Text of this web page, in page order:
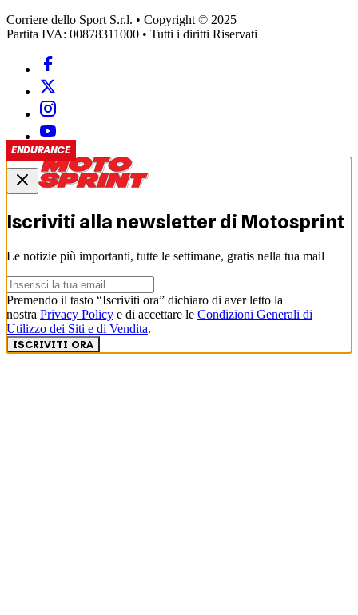
GOSSIP
SUPERBIKE
GOSSIP
ENDURANCE
MOTOGP
ENDURANCE
ENDURANCE
ENDURANCE
ENDURANCE
ENDURANCE
Corriere dello Sport S.r.l. • Copyright © 2025
Partita IVA: 00878311000 • Tutti i diritti Riservati
Iscriviti alla newsletter di Motosprint
Le notizie più importanti, tutte le settimane, gratis nella tua mail
Premendo il tasto “Iscriviti ora” dichiaro di aver letto la
nostra Privacy Policy e di accettare le Condizioni Generali di
Utilizzo dei Siti e di Vendita.
ISCRIVITI ORA